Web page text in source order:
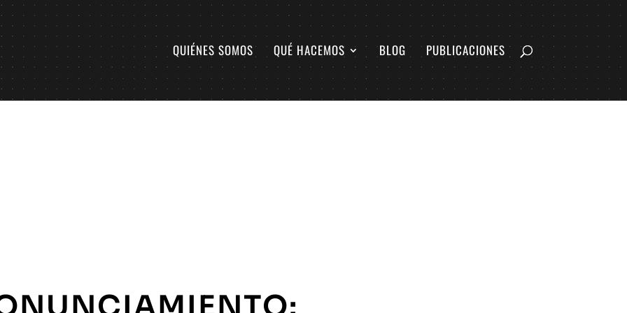
QUIÉNES SOMOS QUÉ HACEMOS BLOG PUBLICACIONES